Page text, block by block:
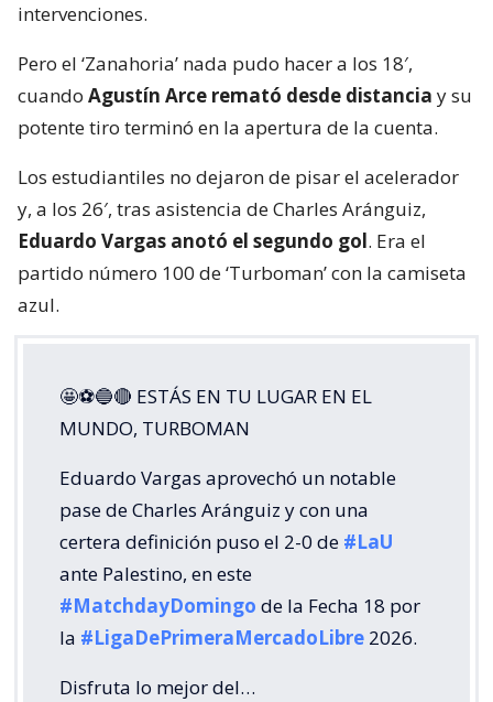
intervenciones.
Pero el ‘Zanahoria’ nada pudo hacer a los 18′,
cuando Agustín Arce remató desde distancia y su
potente tiro terminó en la apertura de la cuenta.
Los estudiantiles no dejaron de pisar el acelerador
y, a los 26′, tras asistencia de Charles Aránguiz,
Eduardo Vargas anotó el segundo gol. Era el
partido número 100 de ‘Turboman’ con la camiseta
azul.
🤩⚽🔵🔴 ESTÁS EN TU LUGAR EN EL
MUNDO, TURBOMAN
Eduardo Vargas aprovechó un notable
pase de Charles Aránguiz y con una
certera definición puso el 2-0 de #LaU
ante Palestino, en este
#MatchdayDomingo de la Fecha 18 por
la #LigaDePrimeraMercadoLibre 2026.
Disfruta lo mejor del…